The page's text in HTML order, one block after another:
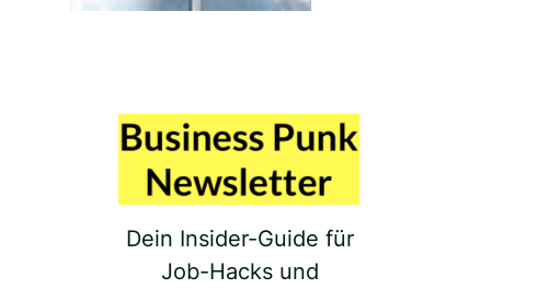
Dein Insider-Guide für
Job-Hacks und